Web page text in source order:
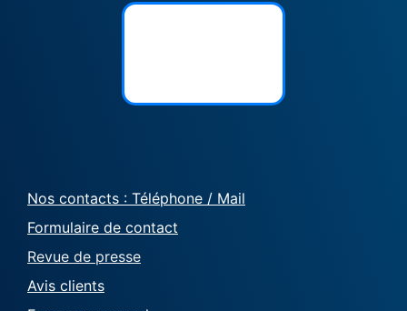
Nos contacts : Téléphone / Mail
Formulaire de contact
Revue de presse
Avis clients